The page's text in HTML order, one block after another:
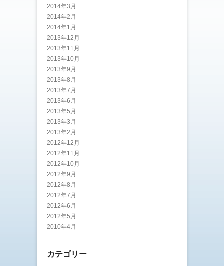
2014年3月
2014年2月
2014年1月
2013年12月
2013年11月
2013年10月
2013年9月
2013年8月
2013年7月
2013年6月
2013年5月
2013年3月
2013年2月
2012年12月
2012年11月
2012年10月
2012年9月
2012年8月
2012年7月
2012年6月
2012年5月
2010年4月
カテゴリー